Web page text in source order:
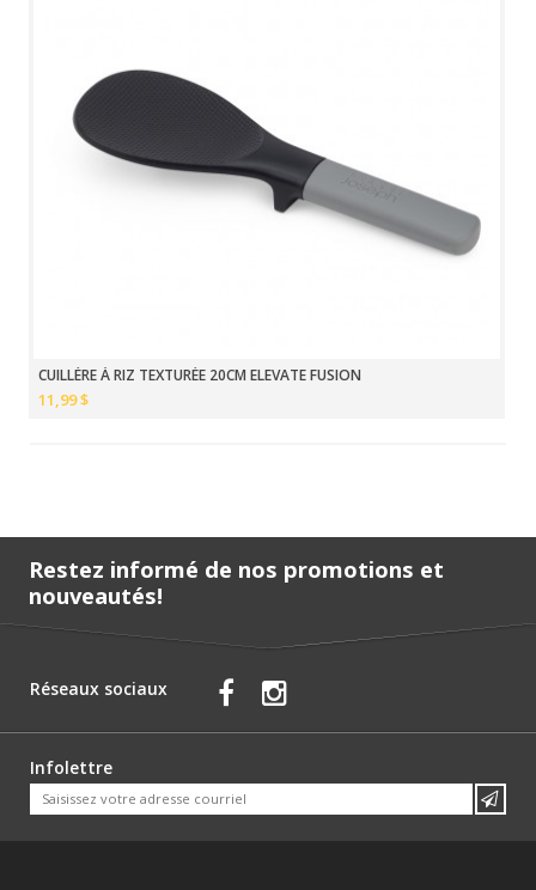
CUILLÈRE À RIZ TEXTURÉE 20CM ELEVATE FUSION
11,99 $
Restez informé de nos promotions et
nouveautés!
Réseaux sociaux
Infolettre